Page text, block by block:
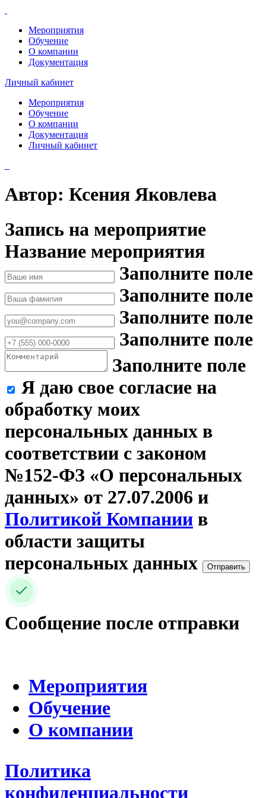
Мероприятия
Обучение
О компании
Документация
Личный кабинет
Мероприятия
Обучение
О компании
Документация
Личный кабинет
Автор: Ксения Яковлева
Запись на мероприятие
Название мероприятия
Заполните поле
Заполните поле
Заполните поле
Заполните поле
Заполните поле
Я даю свое согласие на
обработку моих
персональных данных в
соответствии с законом
№152-ФЗ «О персональных
данных» от 27.07.2006 и
Политикой Компании в
области защиты
персональных данных
Отправить
Сообщение после отправки
Мероприятия
Обучение
О компании
Политика
конфиденциальности